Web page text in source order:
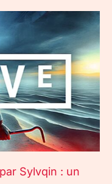
Sylvqin : un